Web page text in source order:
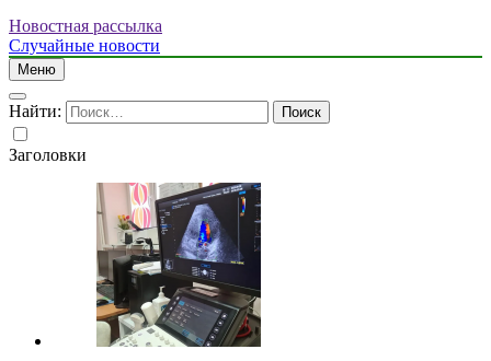
Новостная рассылка
Случайные новости
Меню
Найти:
Заголовки